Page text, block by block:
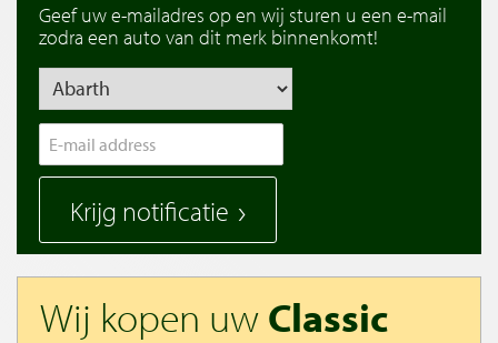
Geef uw e-mailadres op en wij sturen u een e-mail
zodra een auto van dit merk binnenkomt!
Krijg notificatie
Wij kopen uwClassic